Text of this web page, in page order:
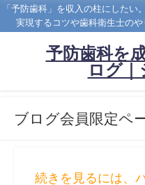
「予防歯科」を収入の柱にしたい
実現するコツや歯科衛生士のや
予防歯科を
ログ｜
ブログ会員限定ペ
続きを見るには、